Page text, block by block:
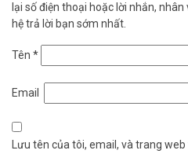
>>> Có thể bạn quan tâm: Giá
Nhấn và chọn lưới để đặt khu vực
ảnh. Sẽ không có cảnh báo nào
Hiệu suất Wi-Fi tuyệt vời
Wi-Fi 2.4GHz với ăng-ten bên
ngay cả ở phạm vi xa.
lại số điện thoại hoặc lời nhắn,
hệ trả lời bạn sớm nhất.
Tên *
Email
Lưu tên của tôi, email, và trang